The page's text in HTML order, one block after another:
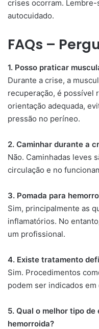
crises ocorram.
autocuidado.
FAQs –
1. Posso praticar
Durante a crise, a
recuperação, é possível
orientação adequada,
pressão no períneo.
2. Caminhar durante a
Não. Caminhadas leves
circulação e no
3. Pomada para
Sim, principalmente as
inflamatórios. No
um profissional.
4. Existe tratamento
Sim. Procedimentos
podem ser indicados
5. Qual o melhor tipo
hemorroida?